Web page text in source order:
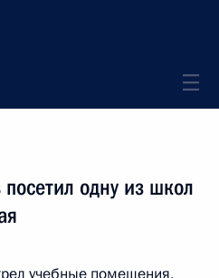
одну из школ